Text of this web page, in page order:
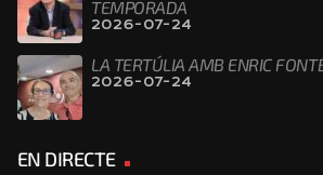
TEMPORADA
2026-07-24
LA TERTÚLIA AMB ENRIC
2026-07-24
EN DIRECTE